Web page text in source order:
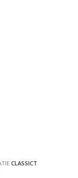
CLASSICT